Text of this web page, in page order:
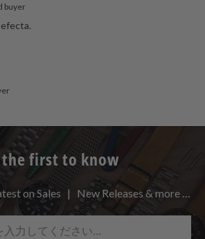
buyer
the first to know
on Sales | New Releases & more …